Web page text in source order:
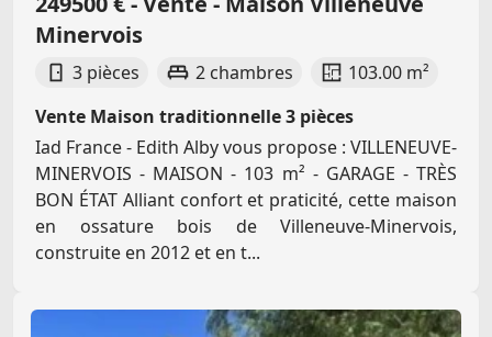
Minervois
3 pièces 2 chambres
103.00 m²
Vente Maison traditionnelle 3 pièces
Iad France - Edith Alby vous propose : VILLENEUVE-
MINERVOIS - MAISON - 103 m² - GARAGE - TRÈS
BON ÉTAT Alliant confort et praticité, cette maison
en ossature bois de Villeneuve-Minervois,
construite en 2012 et en t...